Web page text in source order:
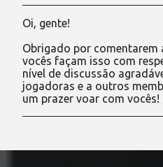
P
s
t
a
r
u
m
m
Oi, gente!
Obrigado por comentarem
vocês façam isso com
nível de discussão
jogadoras e a outros
um prazer voar com vocês!